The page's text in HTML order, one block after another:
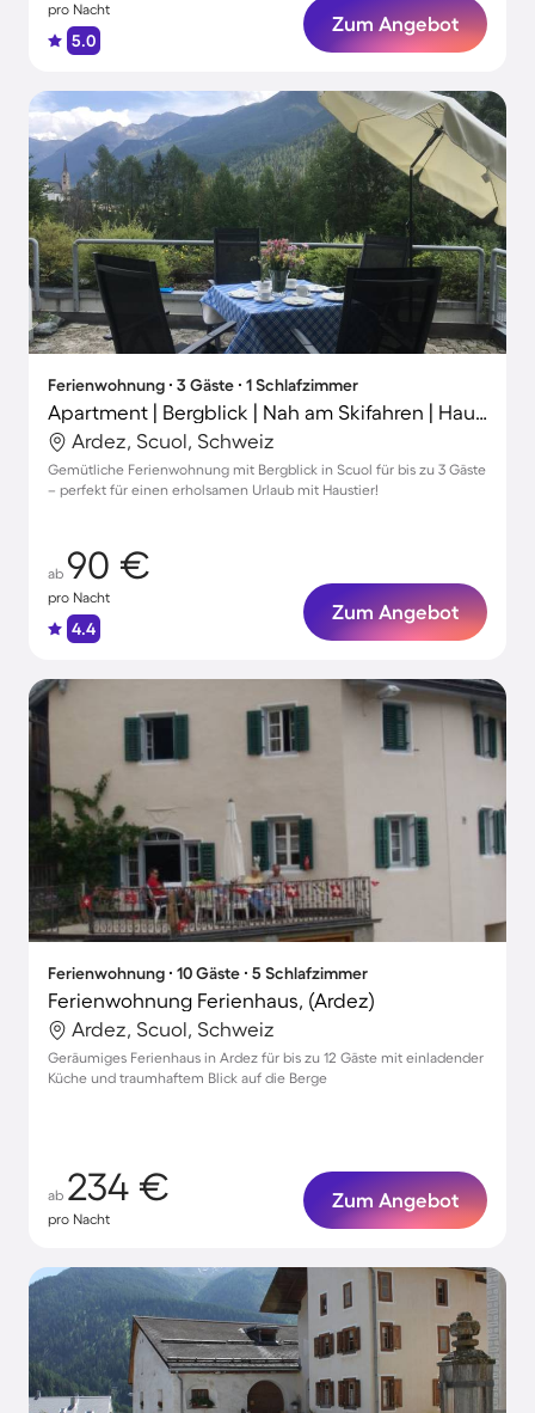
pro Nacht
5.0
Zum Angebot
Ferienwohnung ∙ 3 Gäste ∙ 1 Schlafzimmer
Apartment | Bergblick | Nah am Skifahren | Haustiere erlaubt
Ardez, Scuol, Schweiz
Gemütliche Ferienwohnung mit Bergblick in Scuol für bis zu 3 Gäste
– perfekt für einen erholsamen Urlaub mit Haustier!
ab 90 €
pro Nacht
4.4
Zum Angebot
Ferienwohnung ∙ 10 Gäste ∙ 5 Schlafzimmer
Ferienwohnung Ferienhaus, (Ardez)
Ardez, Scuol, Schweiz
Geräumiges Ferienhaus in Ardez für bis zu 12 Gäste mit einladender
Küche und traumhaftem Blick auf die Berge
ab 234 €
pro Nacht
Zum Angebot